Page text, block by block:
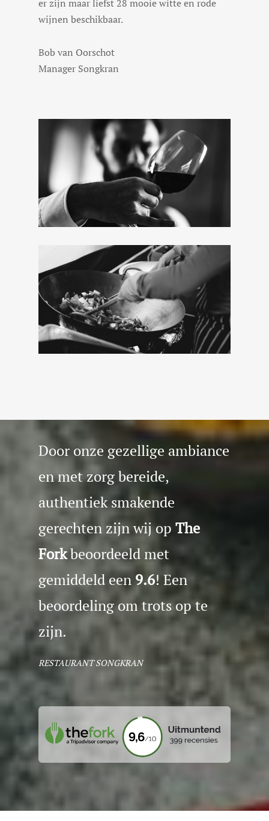
er zijn maar liefst 28 mooie witte en rode
wijnen beschikbaar.
Bob van Oorschot
Manager Songkran
Door onze gezellige ambiance
en met zorg bereide,
authentiek smakende
gerechten zijn wij op The
Forkbeoordeeld met
gemiddeld een 9.6! Een
beoordeling om trots op te
zijn.
RESTAURANT SONGKRAN